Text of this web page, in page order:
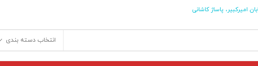
امیرکبیر، پاساژ کاشانی
انتخاب دسته بندی